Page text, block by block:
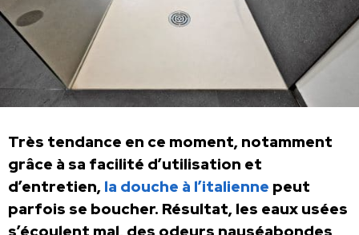
Très tendance en ce moment, notamment
grâce à sa facilité d’utilisation et
d’entretien, la douche à l’italienne peut
parfois se boucher. Résultat, les eaux usées